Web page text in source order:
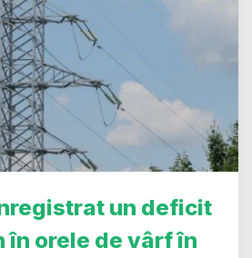
un deficit
în orele de vârf în